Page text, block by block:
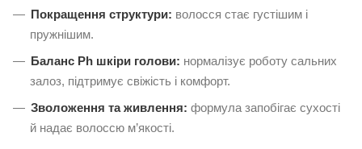
Покращення структури: волосся стає густішим і
пружнішим.
Баланс Ph шкіри голови: нормалізує роботу сальних
залоз, підтримує свіжість і комфорт.
Зволоження та живлення: формула запобігає сухості
й надає волоссю м’якості.